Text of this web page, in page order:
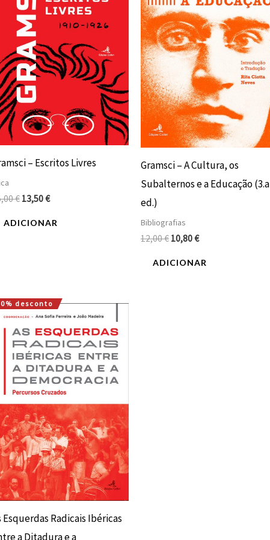
– Escritos Livres
€ 13,50€
ADICIONAR
Gramsci – A Cultura, os
Subalternos e a Educação (3.a
ed.)
Bibliografias
12,00€ 10,80€
ADICIONAR
desconto
Esquerdas Radicais Ibéricas
a Ditadura e a
O
preço
original
era:
15,00 €.
O
preço
atual
é:
13,50 €.